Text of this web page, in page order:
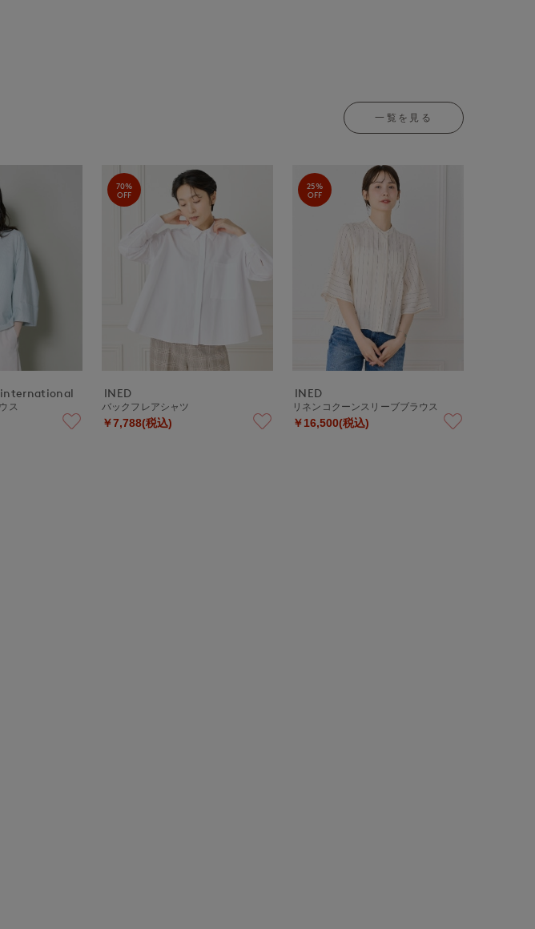
一覧を見る
international
ス
70%
OFF
INED
バックフレアシャツ
￥7,788(税込)
25%
OFF
INED
リネンコクーンスリーブブラウス
￥16,500(税込)